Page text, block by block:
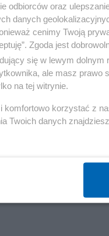
w Polsce?!
odbiorców oraz
danych
cenimy Twoją
Zgoda jest
się w lewym dolnym
ale masz prawo
na tej witrynie.
komfortowo korzystać z
Twoich danych